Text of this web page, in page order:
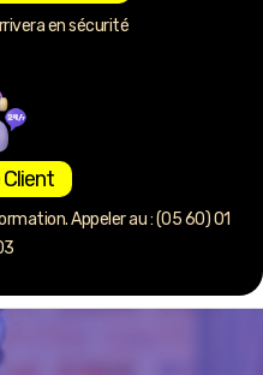
en sécurité
Appeler au : (05 60) 01